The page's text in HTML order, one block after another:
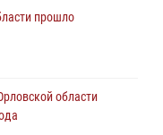
прошло
области